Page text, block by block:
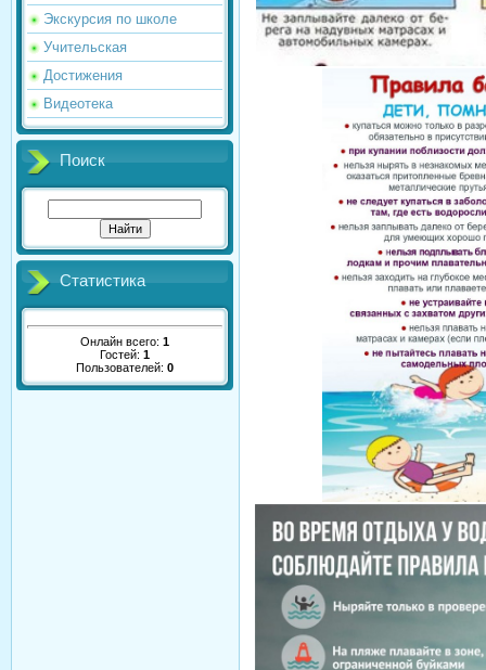
Экскурсия по школе
Учительская
Достижения
Видеотека
Поиск
Статистика
Онлайн всего: 1
Гостей: 1
Пользователей: 0